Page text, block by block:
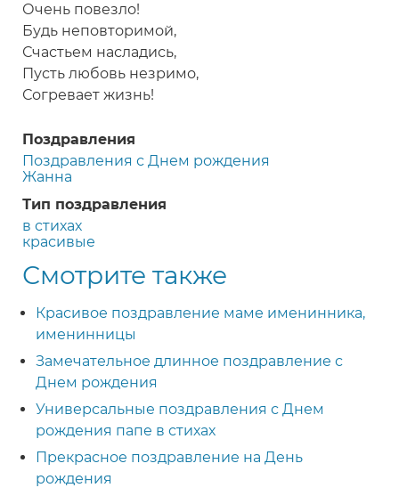
Очень повезло!
Будь неповторимой,
Счастьем насладись,
Пусть любовь незримо,
Согревает жизнь!
Поздравления
Поздравления с Днем рождения
Жанна
Тип поздравления
в стихах
красивые
Смотрите также
Красивое поздравление маме именинника,
именинницы
Замечательное длинное поздравление с
Днем рождения
Универсальные поздравления с Днем
рождения папе в стихах
Прекрасное поздравление на День
рождения